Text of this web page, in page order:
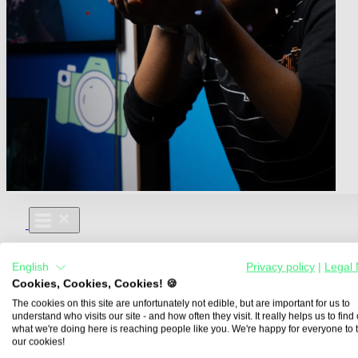
Aus- und Weiterbildungen
Für Lehre & Ausbildung
Media For You
Über Uns
English Privacy policy
Legal
Cookies, Cookies, Cookies! 🍪
The cookies on this site are unfortunately not edible, but are important for us to
understand who visits our site - and how often they visit. It really helps us to find
what we're doing here is reaching people like you. We're happy for everyone to
our cookies!